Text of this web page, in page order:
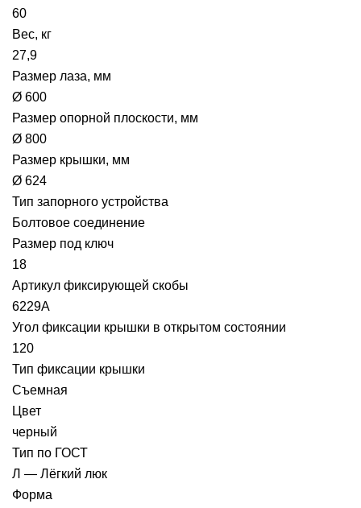
60
Вес, кг
27,9
Размер лаза, мм
Ø 600
Размер опорной плоскости, мм
Ø 800
Размер крышки, мм
Ø 624
Тип запорного устройства
Болтовое соединение
Размер под ключ
18
Артикул фиксирующей скобы
6229А
Угол фиксации крышки в открытом состоянии
120
Тип фиксации крышки
Съемная
Цвет
черный
Тип по ГОСТ
Л — Лёгкий люк
Форма